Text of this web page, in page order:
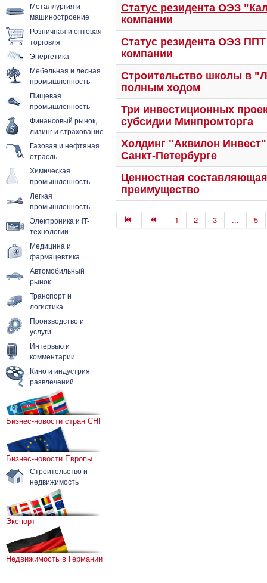
Металлургия и
машиностроение
Розничная и оптовая
торговля
Энергетика
Мебельная и лесная
промышленность
Пищевая
промышленность
Финансовый рынок,
лизинг и страхование
Газовая и нефтяная
отрасль
Химическая
промышленность
Легкая
промышленность
Электроника и IT-
технологии
Медицина и
фармацевтика
Автомобильный
рынок
Транспорт и
логистика
Производство и
услуги
Интервью и
комментарии
Кино и индустрия
развлечений
Бизнес-новости стран СНГ
Бизнес-новости Европы
Строительство и
недвижимость
Экспорт
Недвижимость в Германии
Статус резидента ОЭЗ
компании
Статус резидента ОЭЗ
компании
Строительство школы в
полным ходом
Три инвестиционных
субсидии Минпромторга
Холдинг "Аквилон
Санкт-Петербурге
Ценностная
преимущество
1 2 3 ... 5